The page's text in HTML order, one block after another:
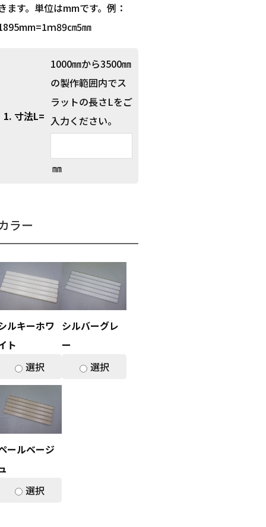
ます。単位はmmです。例：
ｍ89㎝5㎜
1. 寸法L=
1000㎜から3500㎜
の製作範囲内でス
ラットの長さLをご
入力ください。
㎜
ラー
ルキーホワ
ト
選択
シルバーグレ
ー
選択
ールベージ
選択